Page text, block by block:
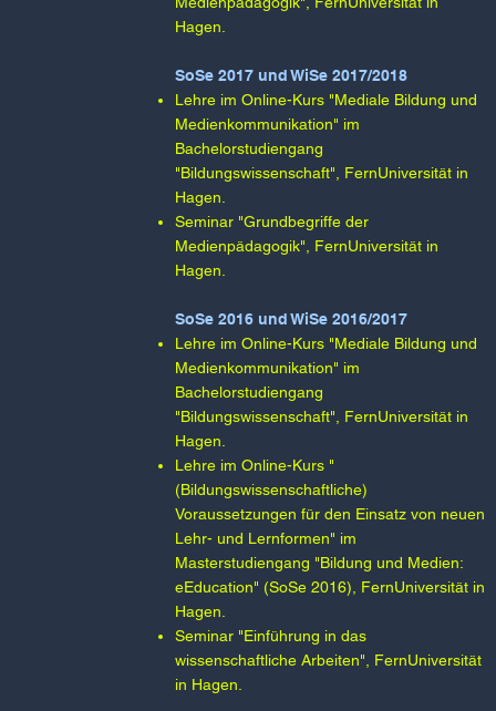
Hagen.
SoSe 2017 und WiSe 2017/2018​
Lehre im Online-Kurs "Mediale Bildung und
Medienkommunikation" im
Bachelorstudiengang
"Bildungswissenschaft", FernUniversität in
Hagen.​
Seminar "Grundbegriffe der
Medienpädagogik", FernUniversität in
Hagen.
SoSe 2016 und WiSe 2016/2017
Lehre im Online-Kurs "Mediale Bildung und
Medienkommunikation" im
Bachelorstudiengang
"Bildungswissenschaft", FernUniversität in
Hagen.​​
Lehre im Online-Kurs "
(Bildungswissenschaftliche)
Voraussetzungen für den Einsatz von neuen
Lehr- und Lernformen" im
Masterstudiengang "Bildung und Medien:
eEducation" (SoSe 2016), FernUniversität in
Hagen.​
Seminar "Einführung in das
wissenschaftliche Arbeiten", FernUniversität
in Hagen.​